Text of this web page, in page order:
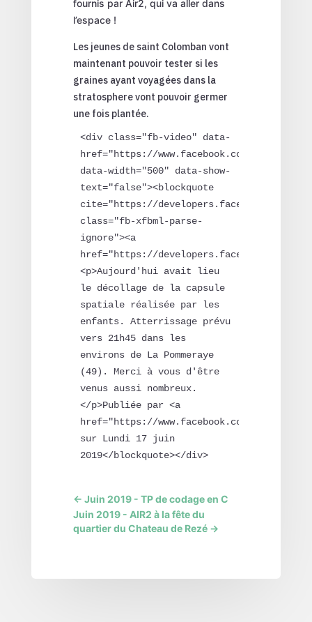
fournis par Air2, qui va aller dans
l’espace !
Les jeunes de saint Colomban vont
maintenant pouvoir tester si les
graines ayant voyagées dans la
stratosphere vont pouvoir germer
une fois plantée.
<div class="fb-video" data-
href="https://www.facebook.com/coanim.fr/
data-width="500" data-show-
text="false"><blockquote
cite="https://developers.facebook.com/
class="fb-xfbml-parse-
ignore"><a
href="https://developers.facebook.com/
<p>Aujourd'hui avait lieu
le décollage de la capsule
spatiale réalisée par les
enfants. Atterrissage prévu
vers 21h45 dans les
environs de La Pommeraye
(49). Merci à vous d'être
venus aussi nombreux.
</p>Publiée par <a
href="https://www.facebook.com/coanim.fr/
sur Lundi 17 juin
2019</blockquote></div>
← Juin 2019 - TP de codage en C
Juin 2019 - AIR2 à la fête du
quartier du Chateau de Rezé→